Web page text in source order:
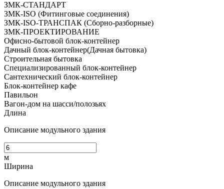
ЗМК-СТАНДАРТ
ЗМК-ISO (Фитинговые соединения)
ЗМК-ISO-ТРАНСПАК (Сборно-разборные)
ЗМК-ПРОЕКТИРОВАНИЕ
Офисно-бытовой блок-контейнер
Дачный блок-контейнер(Дачная бытовка)
Строительная бытовка
Специализированный блок-контейнер
Сантехнический блок-контейнер
Блок-контейнер кафе
Павильон
Вагон-дом на шасси/полозьях
Длина
Описание модульного здания
м
Ширина
Описание модульного здания